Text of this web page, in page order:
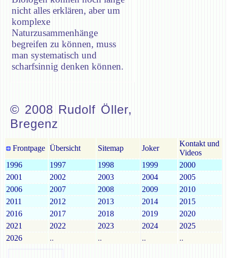
nicht alles erklären, aber um
komplexe
Naturzusammenhänge
begreifen zu können, muss
man systematisch und
scharfsinnig denken können.
© 2008 Rudolf Öller,
Bregenz
Frontpage Übersicht Sitemap Joker
Kontakt und
Videos
1996
1997 1998 1999
2000
2001
2002 2003 2004
2005
2006
2007 2008 2009
2010
2011
2012 2013 2014
2015
2016
2017 2018 2019
2020
2021
2022 2023 2024
2025
2026
.. .. .. ..